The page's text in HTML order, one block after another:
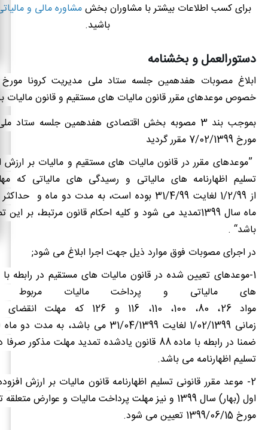
برای کسب اطلاعات بیشتر با مشاوران بخشمشاوره مالی و
باشید.
دستورالعمل و بخشنامه
ابلاغ مصوبات هفدهمین جلسه ستاد ملی مدیریت کرونا
خصوص موعدهای مقرر قانون مالیات های مستقیم و قانون مالیات
بموجب بند 3 مصوبه بخش اقتصادی هفدهمین جلسه ستاد
مورخ 7/02/1399 مقرر گردید
”موعدهای مقرر در قانون مالیات های مستقیم و مالیات بر
تسلیم اظهارنامه های مالیاتی و رسیدگی های مالیاتی که
از 1/2/99 لغایت 31/4/99 بوده است، به مدت دو ماه و
ماه سال 1399تمدید می شود و کلیه احکام قانون مرتبط، بر
باشد. “
در اجرای مصوبات فوق موارد ذیل جهت اجرا ابلاغ می شود;
1-موعدهای تعیین شده در قانون مالیات های مستقیم در رابطه با
های مالیاتی و پرداخت مالیات مربوط
مواد 26، 80، 100، 110، 116 و 126
زمانی 1/02/1399 لغایت 31/04/1399 می باشد،
ضمنا در رابطه با ماده 88 قانون یادشده تمدید مهلت
تسلیم اظهارنامه می باشد.
2- موعد مقرر قانونی تسلیم اظهارنامه قانون مالیات بر ارزش
اول (بهار) سال 1399 و نیز مهلت پرداخت مالیات و عوارض
مورخ 1399/06/15 تعیین می شود
.